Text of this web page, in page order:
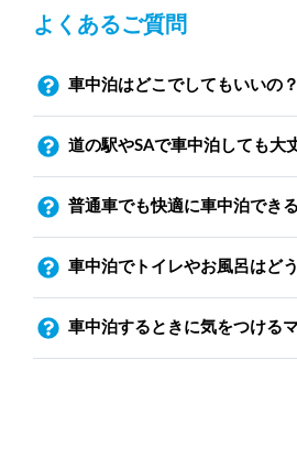
よくあるご質問
車中泊はどこでしてもいいの？
道の駅やSAで車中泊しても大
普通車でも快適に車中泊でき
車中泊でトイレやお風呂はど
車中泊するときに気をつける